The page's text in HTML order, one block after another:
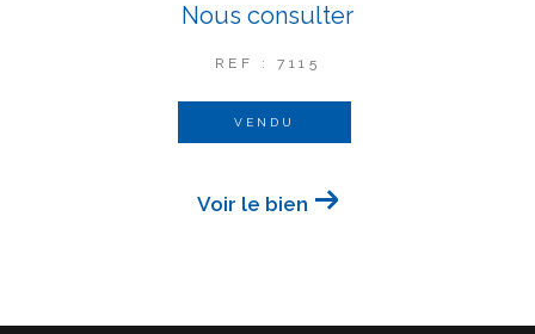
Nous consulter
REF : 7115
VENDU
Voir le bien